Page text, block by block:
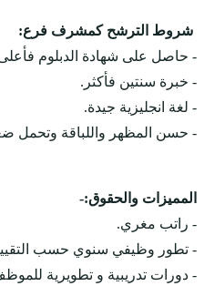
شروط الترشح كمشرف فرع:
- حاصل على شهادة الدبلوم
- خبرة سنتين فأكثر.
- لغة انجليزية جيدة.
- حسن المظهر واللباقة وتحمل
المميزات والحقوق:-
- راتب مغري.
- تطور وظيفي سنوي حسب
- دورات تدريبية و تطويرية